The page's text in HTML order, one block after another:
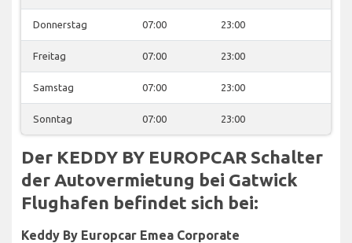
Donnerstag 07:00 23:00
Freitag 07:00 23:00
Samstag 07:00 23:00
Sonntag 07:00 23:00
Der KEDDY BY EUROPCAR Schalter
der Autovermietung bei Gatwick
Flughafen befindet sich bei:
Keddy By Europcar Emea Corporate